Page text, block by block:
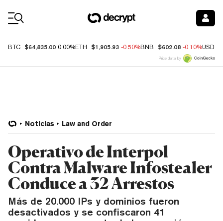
BTC $64,835.00 0.00%ETH $1,905.93 -0.50%BNB $602.08 -0.10%USDC
Price data by
Noticias Law and Order
Operativo de Interpol
Contra Malware Infostealer
Conduce a 32 Arrestos
Más de 20.000 IPs y dominios fueron
desactivados y se confiscaron 41